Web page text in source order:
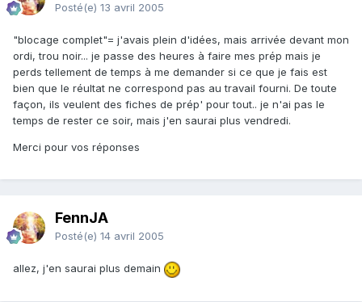
Posté(e) 13 avril 2005
"blocage complet"= j'avais plein d'idées, mais arrivée devant mon
ordi, trou noir... je passe des heures à faire mes prép mais je
perds tellement de temps à me demander si ce que je fais est
bien que le réultat ne correspond pas au travail fourni. De toute
façon, ils veulent des fiches de prép' pour tout.. je n'ai pas le
temps de rester ce soir, mais j'en saurai plus vendredi.
Merci pour vos réponses
FennJA
Posté(e) 14 avril 2005
allez, j'en saurai plus demain